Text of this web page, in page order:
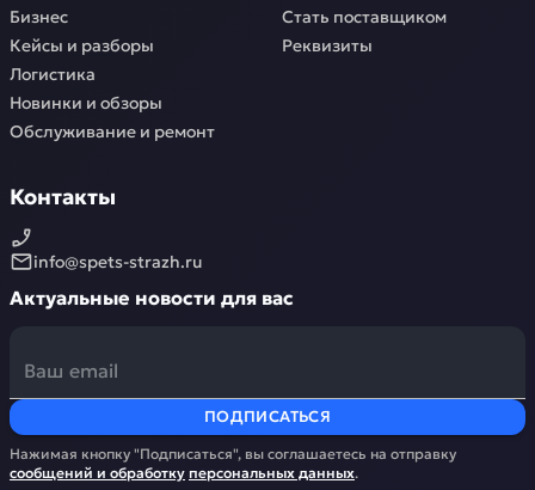
Бизнес
Кейсы и разборы
Логистика
Новинки и обзоры
Обслуживание и ремонт
Стать поставщиком
Реквизиты
Контакты
info@spets-strazh.ru
Актуальные новости для вас
ПОДПИСАТЬСЯ
Нажимая кнопку "Подписаться", вы соглашаетесь на отправку
сообщений и обработку персональных данных.